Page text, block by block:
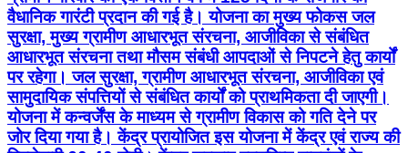
वैधानिक गारंटी प्रदान की गई है। योजना का मुख्य फोकस जल
सुरक्षा, मुख्य ग्रामीण आधारभूत संरचना, आजीविका से संबंधित
आधारभूत संरचना तथा मौसम संबंधी आपदाओं से निपटने हेतु कार्यों
पर रहेगा। जल सुरक्षा, ग्रामीण आधारभूत संरचना, आजीविका एवं
सामुदायिक संपत्तियों से संबंधित कार्यों को प्राथमिकता दी जाएगी।
योजना में कन्वर्जेंस के माध्यम से ग्रामीण विकास को गति देने पर
जोर दिया गया है। केंद्र प्रायोजित इस योजना में केंद्र एवं राज्य की